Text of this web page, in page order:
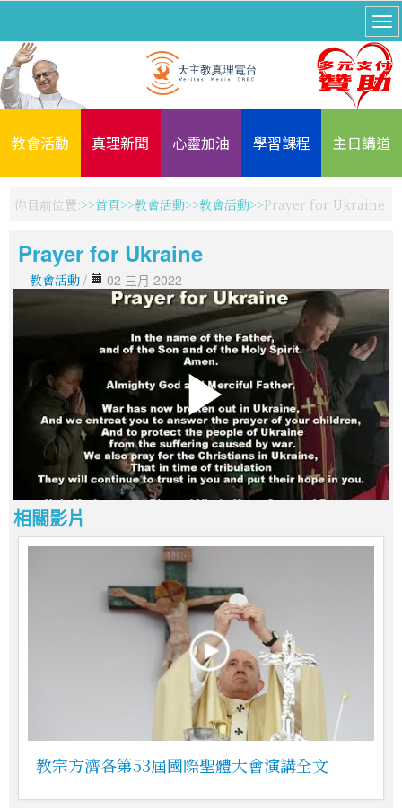
教會活動 真理新聞 心靈加油 學習課程 主日講道
你目前位置: 首頁 教會活動 教會活動 Prayer for Ukraine
Prayer for Ukraine
教會活動 / 02 三月 2022
相關影片
教宗方濟各第53屆國際聖體大會演講全文